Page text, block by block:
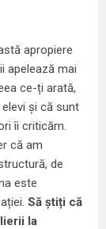
apropiere
apelează mai
ce-ți arată,
și că sunt
îi criticăm.
că am
de
este
Să știți că
la